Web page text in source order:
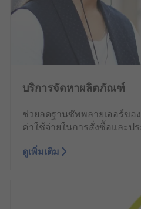
บริการจัดหาผลิตภัณฑ์
ช่วยลดฐานซัพพลายเออร์ข
ค่าใช้จ่ายในการสั่งซื้อและป
ดูเพิ่มเติม